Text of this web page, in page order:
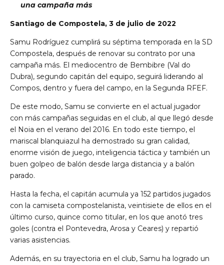
una campaña más
Santiago de Compostela, 3 de julio de 2022
Samu Rodríguez cumplirá su séptima temporada en la SD
Compostela, después de renovar su contrato por una
campaña más. El mediocentro de Bembibre (Val do
Dubra), segundo capitán del equipo, seguirá liderando al
Compos, dentro y fuera del campo, en la Segunda RFEF.
De este modo, Samu se convierte en el actual jugador
con más campañas seguidas en el club, al que llegó desde
el Noia en el verano del 2016. En todo este tiempo, el
mariscal blanquiazul ha demostrado su gran calidad,
enorme visión de juego, inteligencia táctica y también un
buen golpeo de balón desde larga distancia y a balón
parado.
Hasta la fecha, el capitán acumula ya 152 partidos jugados
con la camiseta compostelanista, veintisiete de ellos en el
último curso, quince como titular, en los que anotó tres
goles (contra el Pontevedra, Arosa y Ceares) y repartió
varias asistencias.
Además, en su trayectoria en el club, Samu ha logrado un